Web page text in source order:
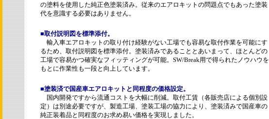
の塗料を使用した純正色塗装済み。従来のエアロキットの問題点でもあった塗装
代を意識する必要はありません。
■取付説明図を標準添付。
輸入車エアロキットの取り付け経験がない工場でも容易な取付作業を可能にす
るため、取付説明図を標準添付。塗装済みであることとあいまって、ほとんどの
工場で容易かつ確実なフィッティングが可能。SW/Break用で得られたノウハウを
もとに作業性も一段と向上しています。
■塗装済で国産車エアロキットと同程度の価格設定。
国内開発ですから流通コストを大幅に削減。取付工賃（各販売店による個別設
定）は別途必要ですが、製造工場、塗装工場の協力により、塗装済みで国産車の
純正装着品と同程度のお求め易い価格を実現しました。